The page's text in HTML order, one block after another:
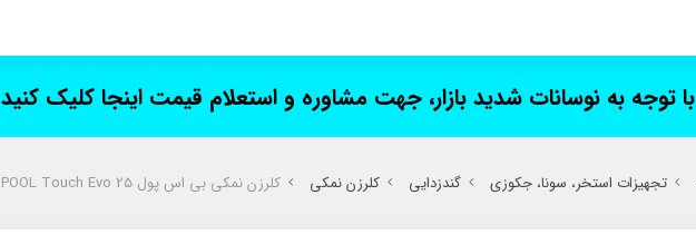
با توجه به نوسانات شدید بازار، جهت مشاوره و استعلام قیمت اینجا کلیک کنید
تجهیزات استخر، سونا، جکوزی گندزدایی کلرزن نمکی کلرزن نمکی بی اس پول BS POOL Touch Evo 25